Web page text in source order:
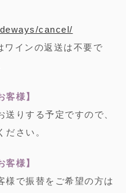
cancel/
インの返送は不要で
客様】
りする予定ですので、
さい。
客様】
様で振替をご希望の方は